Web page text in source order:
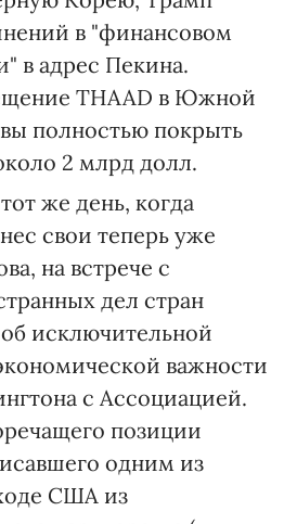
в "финансовом
в адрес Пекина.
THAAD в Южной
полностью покрыть
2 млрд долл.
же день, когда
свои теперь уже
на встрече с
дел стран
исключительной
важности
с Ассоциацией.
позиции
одним из
США из